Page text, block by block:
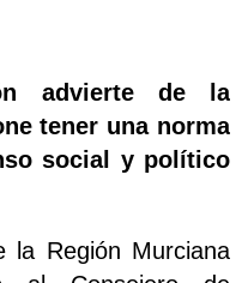
advierte de la
tener una norma
social y político
la Región Murciana